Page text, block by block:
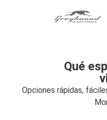
Qué
Opciones rápidas,